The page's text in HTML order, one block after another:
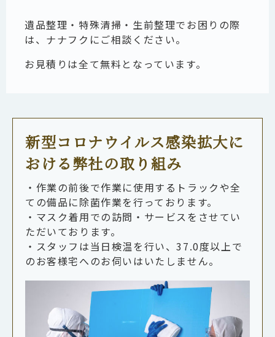
遺品整理・特殊清掃・生前整理でお困りの際
は、ナナフクにご相談ください。
お見積りは全て無料となっています。
新型コロナウイルス感染拡大に
おける弊社の取り組み
・作業の前後で作業に使用するトラックや全
ての備品に除菌作業を行っております。
・マスク着用での訪問・サービスをさせてい
ただいております。
・スタッフは当日検温を行い、37.0度以上で
のお客様宅へのお伺いはいたしません。